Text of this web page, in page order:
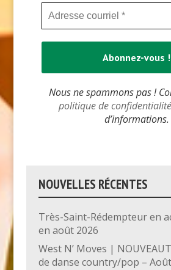
Nous ne spammons pas !
politique de confidentialité
d’informations.
NOUVELLES RÉCENTES
Très-Saint-Rédempteur en
en août 2026
West N’ Moves |
de danse country/pop –